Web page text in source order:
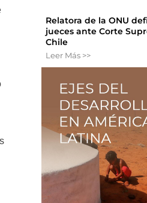
Relatora de la ONU
jueces ante Corte
Chile
Leer Más >>